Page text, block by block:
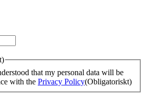
that my personal data will be
with the Privacy Policy(Obligatoriskt)